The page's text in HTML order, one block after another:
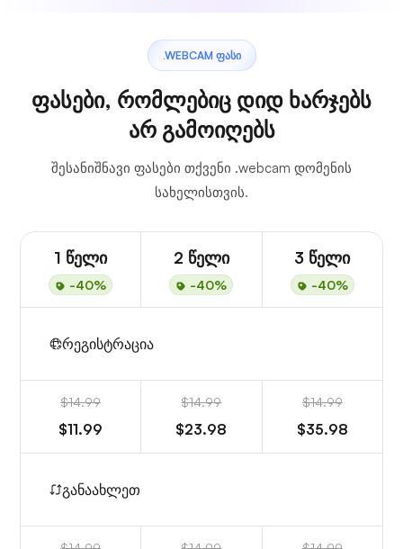
.WEBCAM ᲤᲐᲡᲘ
ფასები, რომლებიც დიდ ხარჯებს
არ გამოიღებს
შესანიშნავი ფასები თქვენი .webcam დომენის
სახელისთვის.
1 წელი
-40%
2 წელი
-40%
3 წელი
-40%
რეგისტრაცია
$14.99
$11.99
$14.99
$23.98
$14.99
$35.98
განაახლეთ